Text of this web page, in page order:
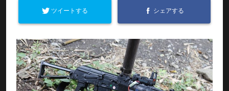
ツイートする シェアする